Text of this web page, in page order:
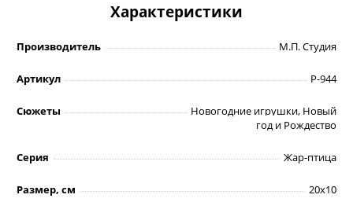
Характеристики
Производитель М.П. Студия
Артикул Р-944
Сюжеты
Новогодние игрушки, Новый
год и Рождество
Серия Жар-птица
Размер, см 20х10